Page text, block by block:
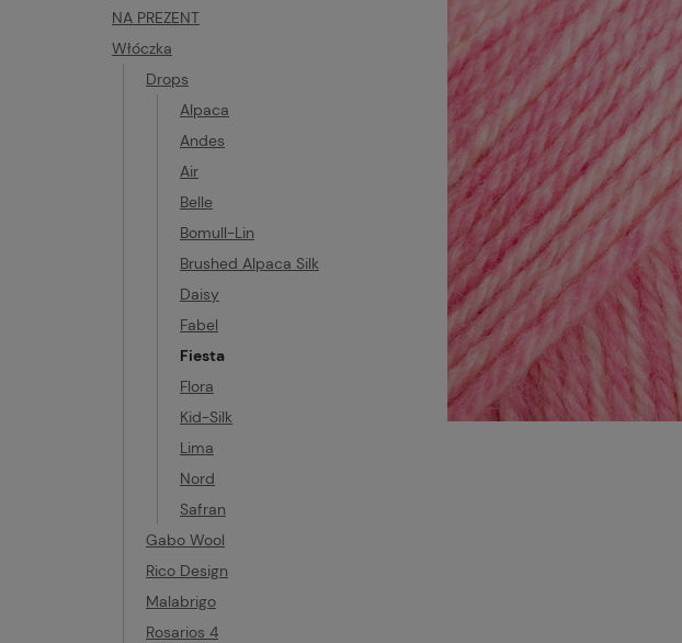
NA PREZENT
Włóczka
Drops
Alpaca
Andes
Air
Belle
Bomull-Lin
Brushed Alpaca Silk
Daisy
Fabel
Fiesta
Flora
Kid-Silk
Lima
Nord
Safran
Gabo Wool
Rico Design
Malabrigo
Rosarios 4